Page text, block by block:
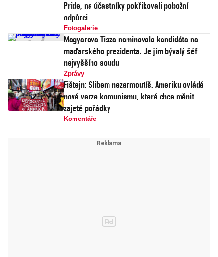
Pride, na účastníky pokřikovali pobožní
odpůrci
Fotogalerie
Magyarova Tisza nominovala kandidáta na
maďarského prezidenta. Je jím bývalý šéf
nejvyššího soudu
Zprávy
Fištejn: Slibem nezarmoutíš. Ameriku ovládá
nová verze komunismu, která chce měnit
zajeté pořádky
Komentáře